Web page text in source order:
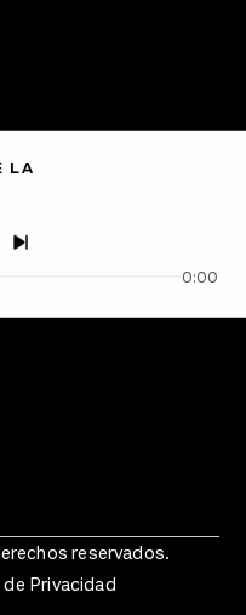
LA
0:00
reservados.
Privacidad